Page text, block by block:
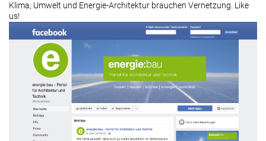
Klima, Umwelt und Energie-Architektur brauchen Vernetzung. Like
us!